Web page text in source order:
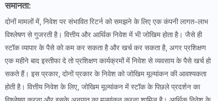
समानता:
दोनों मामलों में, निवेश पर संभावित रिटर्न को समझने के लिए एक कंपनी लागत-लाभ
विश्लेषण से गुजरती है। वित्तीय और आर्थिक निवेश में भी जोखिम होता है। जैसे ही
स्टॉक व्यापार के पैसे को कम कर सकता है और खर्च कर सकता है, अगर प्रशिक्षण
एक महीने बाद इस्तीफा दे तो प्रशिक्षण कार्यक्रमों में निवेश से व्यवसाय के पैसे खर्च हो
सकते हैं। इस प्रकार, दोनों प्रकार के निवेश को जोखिम मूल्यांकन की आवश्यकता
होती है। वित्तीय निवेश के लिए, जोखिम मूल्यांकन में स्टॉक के पिछले प्रदर्शन का